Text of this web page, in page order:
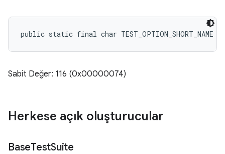
public static final char TEST_OPTION_SHORT_NAME
Sabit Değer: 116 (0x00000074)
Herkese açık oluşturucular
BaseTestSuite